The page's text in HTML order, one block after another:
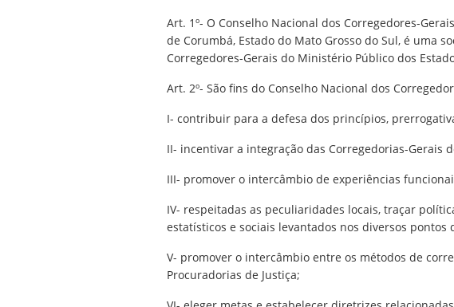
Art. 1º- O Conselho Nacional dos Corregedores-
de Corumbá, Estado do Mato Grosso do Sul, é uma
Corregedores-Gerais do Ministério Público dos
Art. 2º- São fins do Conselho Nacional dos
I- contribuir para a defesa dos princípios,
II- incentivar a integração das Corregedorias-Gerais
III- promover o intercâmbio de experiências
IV- respeitadas as peculiaridades locais, traçar
estatísticos e sociais levantados nos diversos pontos
V- promover o intercâmbio entre os métodos de
Procuradorias de Justiça;